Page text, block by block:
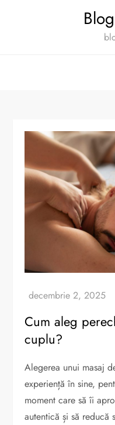
Cum aleg
cuplu?
Alegerea unui masaj
experiență în sine,
moment care să îi
autentică și să reducă